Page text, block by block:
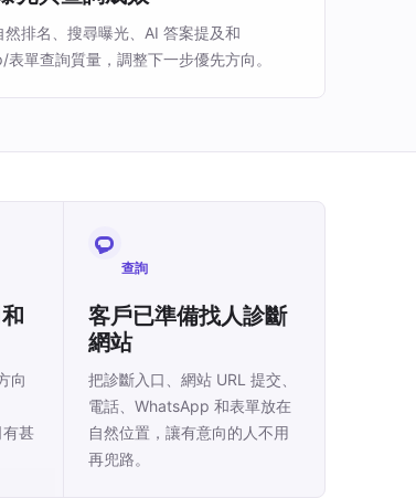
然排名、搜尋曝光、AI 答案提及和
單查詢質量，調整下一步優先方向。
向
有甚
查詢
客戶已準備找人診斷
網站
把診斷入口、網站 URL 提交、
電話、WhatsApp 和表單放在
自然位置，讓有意向的人不用
再兜路。